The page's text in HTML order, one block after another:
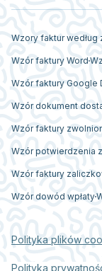
Wzory faktur według
Wzór faktury Word
Wzór faktury Google
Wzór dokument
Wzór faktury
Wzór potwierdzenia
Wzór faktury
Wzór dowód wpłaty
Polityka plików
Polityka